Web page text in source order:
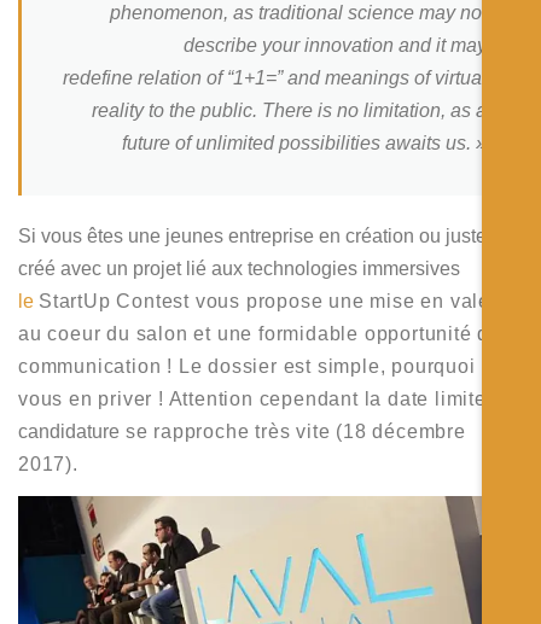
phenomenon, as traditional science may not
describe your innovation and it may
redefine relation of “1+1=” and meanings of virtual
reality to the public. There is no limitation, as a
future of unlimited possibilities awaits us. »
Si vous êtes une jeunes entreprise en création ou juste
créé avec un projet lié aux technologies immersives
le StartUp Contest vous propose une mise en valeur
au coeur du salon et une formidable opportunité de
communication ! Le dossier est simple, pourquoi
vous en priver ! Attention cependant la date limite de
candidature se rapproche très vite (18 décembre
2017).